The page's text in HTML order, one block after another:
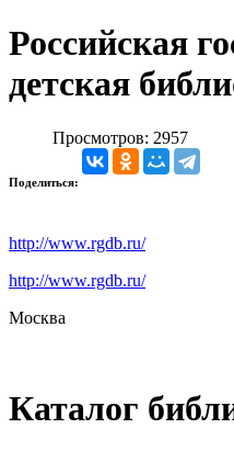
Российская
детская
Просмотров: 2957
Поделиться:
http://www.rgdb.ru/
http://www.rgdb.ru/
Москва
Каталог